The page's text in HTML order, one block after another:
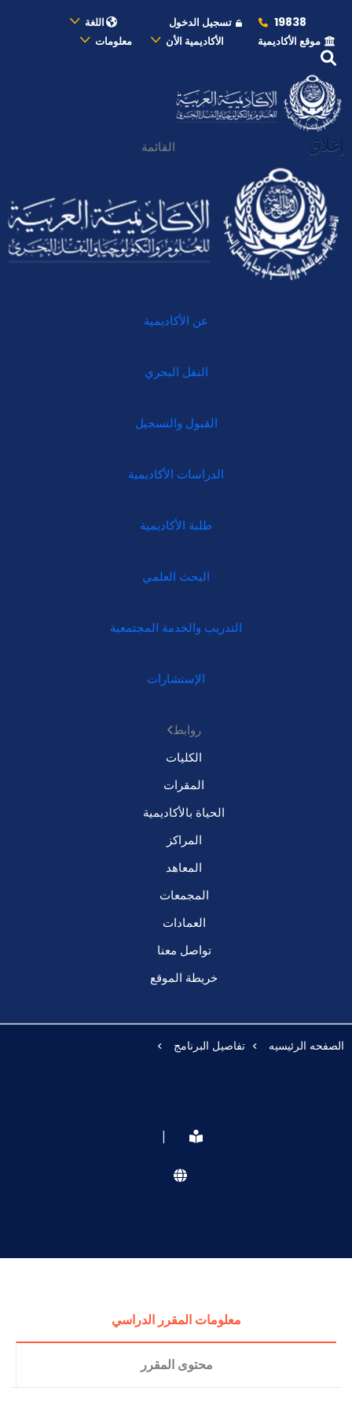
19838 تسجيل الدخول
اللغة
موقع الأكاديمية
الأكاديمية الأن معلومات
إغلاق القائمة
عن الأكاديمية
النقل البحري
القبول والتسجيل
الدراسات الأكاديمية
طلبة الأكاديمية
البحث العلمي
التدريب والخدمة المجتمعية
الإستشارات
روابط
الكليات
المقرات
الحياة بالأكاديمية
المراكز
المعاهد
المجمعات
العمادات
تواصل معنا
خريطة الموقع
الصفحه الرئيسيه تفاصيل البرنامج
|
معلومات المقرر الدراسي
محتوى المقرر